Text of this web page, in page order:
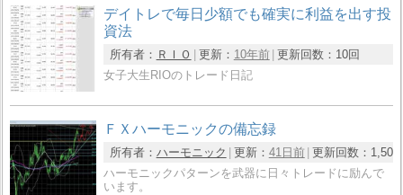
デイトレで毎日少額でも確実に利益を出す投
資法
所有者： ＲＩＯ 更新： 10年前 更新回数： 10回
女子大生RIOのトレード日記
ＦＸハーモニックの備忘録
所有者： ハーモニック 更新： 41日前 更新回数： 1,506
ハーモニックパターンを武器に日々トレードに励んで
います。